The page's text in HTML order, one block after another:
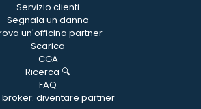
Servizio clienti
Segnala un danno
un'officina partner
Scarica
CGA
Ricerca 🔍
FAQ
broker: diventare partner